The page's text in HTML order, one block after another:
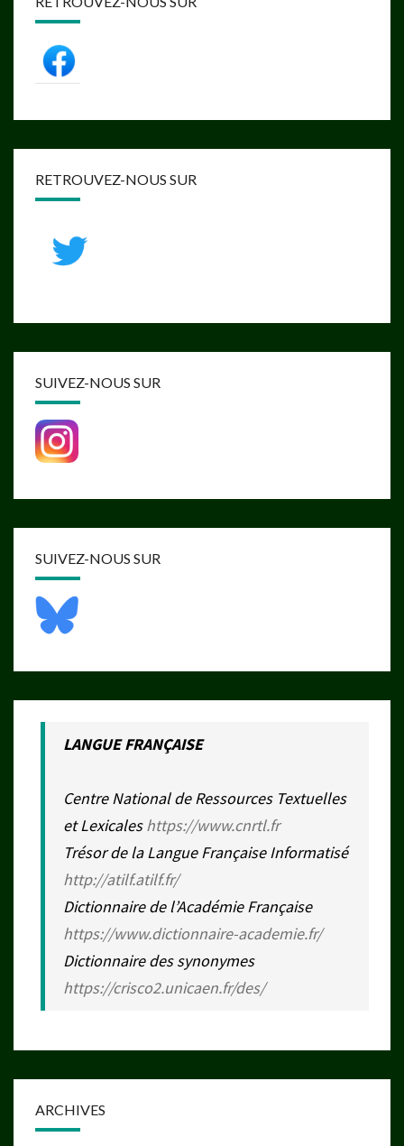
RETROUVEZ-NOUS SUR
SUIVEZ-NOUS SUR
SUIVEZ-NOUS SUR
LANGUE FRANÇAISE
Centre National de Ressources Textuelles
et Lexicaleshttps://www.cnrtl.fr
Trésor de la Langue Française Informatisé
http://atilf.atilf.fr/
Dictionnaire de l’Académie Française
https://www.dictionnaire-academie.fr/
Dictionnaire des synonymes
https://crisco2.unicaen.fr/des/
ARCHIVES